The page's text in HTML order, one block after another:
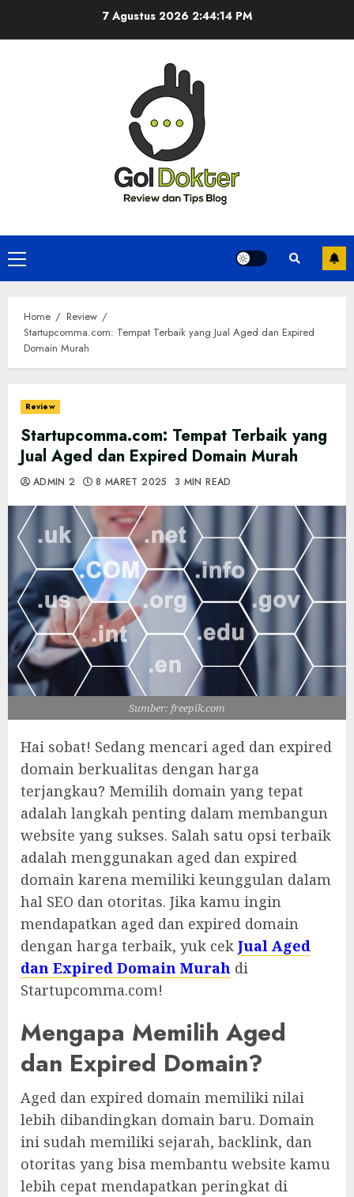
7 Agustus 2026 2:44:14 PM
Primary
Menu
Home
Review
Startupcomma.com: Tempat Terbaik yang Jual Aged dan Expired
Domain Murah
Review
Startupcomma.com: Tempat Terbaik yang
Jual Aged dan Expired Domain Murah
ADMIN 2 8 MARET 2025 3 MIN READ
Sumber: freepik.com
Hai sobat! Sedang mencari aged dan expired
domain berkualitas dengan harga
terjangkau? Memilih domain yang tepat
adalah langkah penting dalam membangun
website yang sukses. Salah satu opsi terbaik
adalah menggunakan aged dan expired
domain karena memiliki keunggulan dalam
hal SEO dan otoritas. Jika kamu ingin
mendapatkan aged dan expired domain
dengan harga terbaik, yuk cek Jual Aged
dan Expired Domain Murah di
Startupcomma.com!
Mengapa Memilih Aged
dan Expired Domain?
Aged dan expired domain memiliki nilai
lebih dibandingkan domain baru. Domain
ini sudah memiliki sejarah, backlink, dan
otoritas yang bisa membantu website kamu
lebih cepat mendapatkan peringkat di